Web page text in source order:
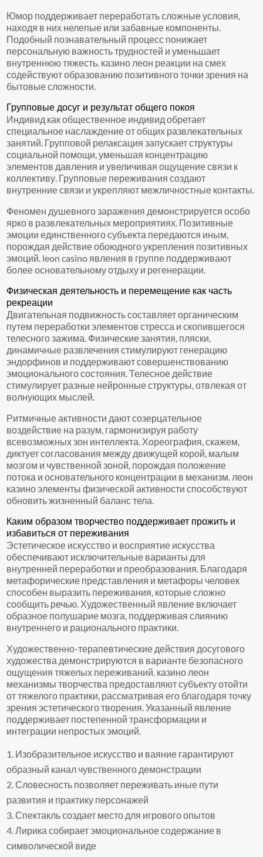
Юмор поддерживает переработать сложные условия,
находя в них нелепые или забавные компоненты.
Подобный познавательный процесс понижает
персональную важность трудностей и уменьшает
внутреннюю тяжесть. казино леон реакции на смех
содействуют образованию позитивного точки зрения на
бытовые сложности.
Групповые досуг и результат общего покоя
Индивид как общественное индивид обретает
специальное наслаждение от общих развлекательных
занятий. Групповой релаксация запускает структуры
социальной помощи, уменьшая концентрацию
элементов давления и увеличивая ощущение связи к
коллективу. Групповые переживания создают
внутренние связи и укрепляют межличностные контакты.
Феномен душевного заражения демонстрируется особо
ярко в развлекательных мероприятиях. Позитивные
эмоции единственного субъекта передаются иным,
порождая действие обоюдного укрепления позитивных
эмоций. leon casino явления в группе поддерживают
более основательному отдыху и регенерации.
Физическая деятельность и перемещение как часть
рекреации
Двигательная подвижность составляет органическим
путем переработки элементов стресса и скопившегося
телесного зажима. Физические занятия, пляски,
динамичные развлечения стимулируют генерацию
эндорфинов и поддерживают совершенствованию
эмоционального состояния. Телесное действие
стимулирует разные нейронные структуры, отвлекая от
волнующих мыслей.
Ритмичные активности дают созерцательное
воздействие на разум, гармонизируя работу
всевозможных зон интеллекта. Хореография, скажем,
диктует согласования между движущей корой, малым
мозгом и чувственной зоной, порождая положение
потока и основательного концентрации в механизм. леон
казино элементы физической активности способствуют
обновить жизненный баланс тела.
Каким образом творчество поддерживает прожить и
избавиться от переживания
Эстетическое искусство и восприятие искусства
обеспечивают исключительные варианты для
внутренней переработки и преобразования. Благодаря
метафорические представления и метафоры человек
способен выразить переживания, которые сложно
сообщить речью. Художественный явление включает
образное полушарие мозга, поддерживая слиянию
внутреннего и рационального практики.
Художественно-терапевтические действия досугового
художества демонстрируются в варианте безопасного
ощущения тяжелых переживаний. казино леон
механизмы творчества предоставляют субъекту отойти
от тяжелого практики, рассматривая его благодаря точку
зрения эстетического творения. Указанный явление
поддерживает постепенной трансформации и
интеграции непростых эмоций.
Изобразительное искусство и ваяние гарантируют
образный канал чувственного демонстрации
Словесность позволяет переживать иные пути
развития и практику персонажей
Спектакль создает место для игрового опытов
Лирика собирает эмоциональное содержание в
символической виде